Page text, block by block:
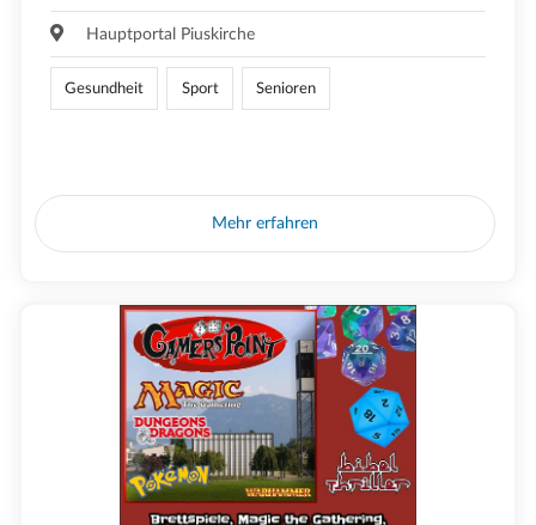
Hauptportal Piuskirche
Gesundheit Sport Senioren
Mehr erfahren